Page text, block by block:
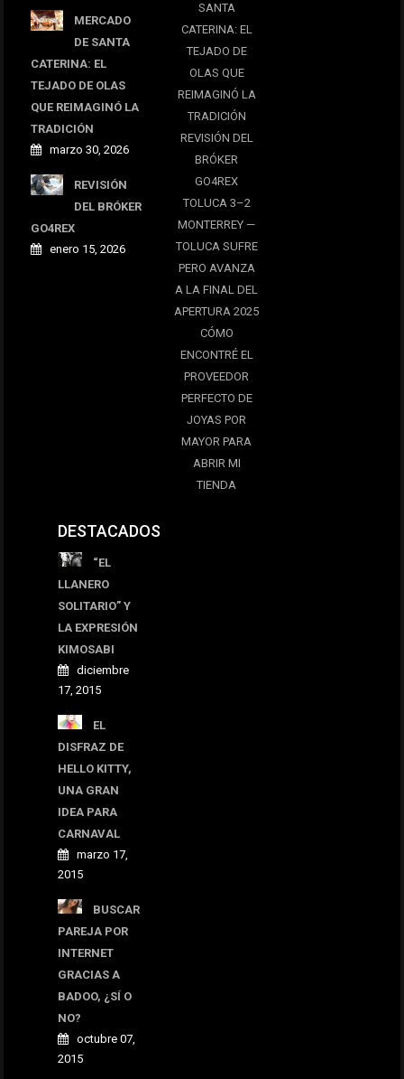
MERCADO
DE SANTA
CATERINA: EL
TEJADO DE OLAS
QUE REIMAGINÓ LA
TRADICIÓN
marzo 30, 2026
REVISIÓN
DEL BRÓKER
GO4REX
enero 15, 2026
SANTA
CATERINA: EL
TEJADO DE
OLAS QUE
REIMAGINÓ LA
TRADICIÓN
REVISIÓN DEL
BRÓKER
GO4REX
TOLUCA 3–2
MONTERREY —
TOLUCA SUFRE
PERO AVANZA
A LA FINAL DEL
APERTURA 2025
CÓMO
ENCONTRÉ EL
PROVEEDOR
PERFECTO DE
JOYAS POR
MAYOR PARA
ABRIR MI
TIENDA
DESTACADOS
“EL
LLANERO
SOLITARIO” Y
LA EXPRESIÓN
KIMOSABI
diciembre
17, 2015
EL
DISFRAZ DE
HELLO KITTY,
UNA GRAN
IDEA PARA
CARNAVAL
marzo 17,
2015
BUSCAR
PAREJA POR
INTERNET
GRACIAS A
BADOO, ¿SÍ O
NO?
octubre 07,
2015